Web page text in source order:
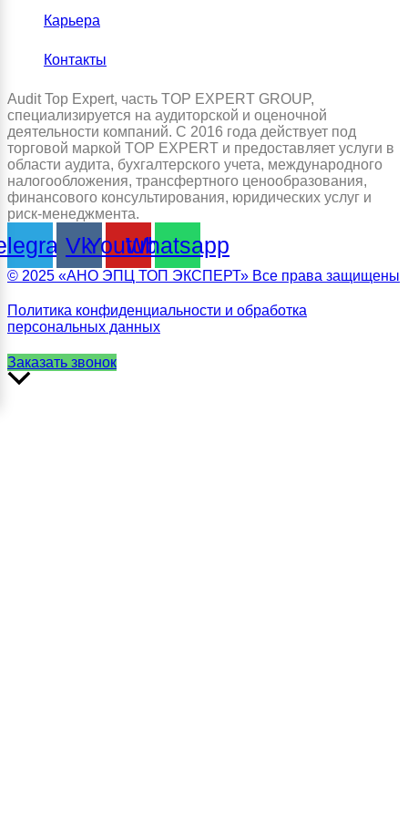
Карьера
Контакты
Audit Top Expert, часть TOP EXPERT GROUP,
специализируется на аудиторской и оценочной
деятельности компаний. С 2016 года действует под
торговой маркой TOP EXPERT и предоставляет услуги в
области аудита, бухгалтерского учета, международного
налогообложения, трансфертного ценообразования,
финансового консультирования, юридических услуг и
риск-менеджмента.
VkYoutube
Whatsapp
© 2025 «АНО ЭПЦ ТОП ЭКСПЕРТ» Все права защищены
Политика конфиденциальности и обработка
персональных данных
Заказать звонок